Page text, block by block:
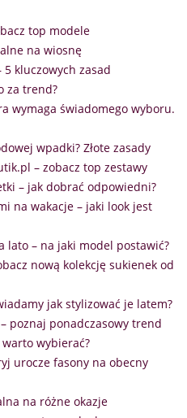
top modele
na wiosnę
kluczowych zasad
za trend?
wymaga świadomego wyboru.
wpadki? Złote zasady
– zobacz top zestawy
– jak dobrać odpowiedni?
na wakacje – jaki look jest
lato – na jaki model postawić?
nową kolekcję sukienek od
jak stylizować je latem?
poznaj ponadczasowy trend
wybierać?
urocze fasony na obecny
na różne okazje